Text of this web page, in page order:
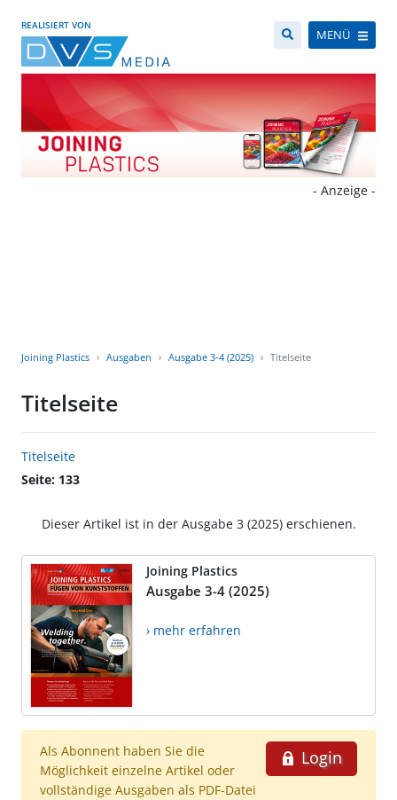
REALISIERT VON
MENÜ
- Anzeige -
Joining Plastics Ausgaben Ausgabe 3-4 (2025) Titelseite
Titelseite
Titelseite
Seite: 133
Dieser Artikel ist in der Ausgabe 3 (2025) erschienen.
Joining Plastics
Ausgabe 3-4 (2025)
› mehr erfahren
Login
Als Abonnent haben Sie die
Möglichkeit einzelne Artikel oder
vollständige Ausgaben als PDF-Datei